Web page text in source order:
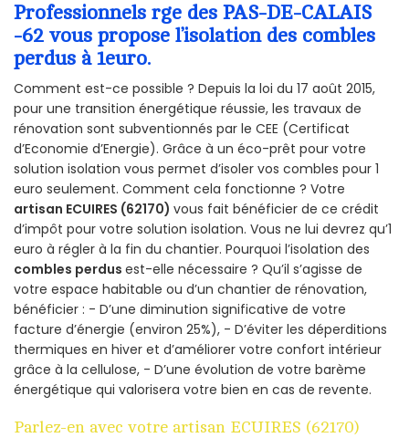
Professionnels rge des PAS-DE-CALAIS
-62 vous propose l’isolation des combles
perdus à 1euro.
Comment est-ce possible ? Depuis la loi du 17 août 2015,
pour une transition énergétique réussie, les travaux de
rénovation sont subventionnés par le CEE (Certificat
d’Economie d’Energie). Grâce à un éco-prêt pour votre
solution isolation vous permet d’isoler vos combles pour 1
euro seulement. Comment cela fonctionne ? Votre
artisan ECUIRES (62170) vous fait bénéficier de ce crédit
d’impôt pour votre solution isolation. Vous ne lui devrez qu’1
euro à régler à la fin du chantier. Pourquoi l’isolation des
combles perdus est-elle nécessaire ? Qu’il s’agisse de
votre espace habitable ou d’un chantier de rénovation,
bénéficier : - D’une diminution significative de votre
facture d’énergie (environ 25%), - D’éviter les déperditions
thermiques en hiver et d’améliorer votre confort intérieur
grâce à la cellulose, - D’une évolution de votre barème
énergétique qui valorisera votre bien en cas de revente.
Parlez-en avec votre artisan ECUIRES (62170)